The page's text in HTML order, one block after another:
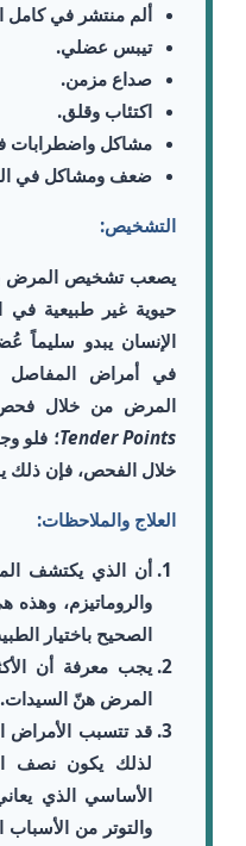
ألم منتشر في كامل
تيبس عضلي.
صداع مزمن.
اكتئاب وقلق.
مشاكل واضطرابات
ضعف ومشاكل في
التشخيص:
يصعب تشخيص المرض
حيوية غير طبيعية في
الإنسان يبدو سليماً
في أمراض المفاصل
المرض من خلال فحص
Tender Points
خلال الفحص، فإن ذلك
العلاج والملاحظات:
أن الذي يكتشف
والروماتيزم، وهذه
الصحيح باختيار
يجب معرفة أن
المرض هنّ السيدات.
قد تتسبب الأمراض
لذلك يكون نصف
الأساسي الذي
والتوتر من الأسباب